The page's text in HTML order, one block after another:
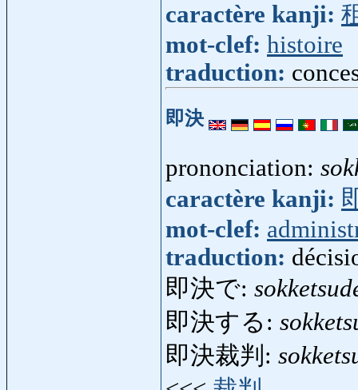
caractère kanji:
mot-clef: histoire
traduction:
即決
prononciation:
caractère kanji:
mot-clef:
traduction:
即決で:
即決する:
即決裁判: